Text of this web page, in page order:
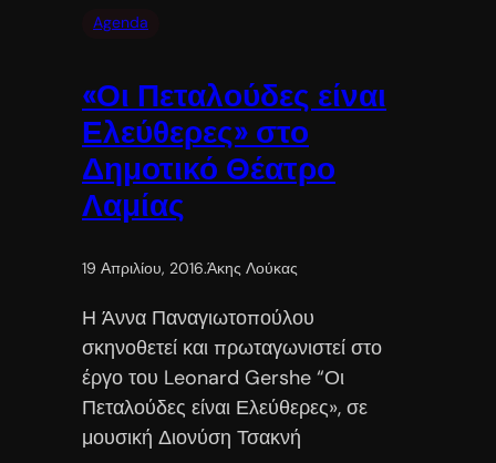
Agenda
«Οι Πεταλούδες είναι
Ελεύθερες» στο
Δημοτικό Θέατρο
Λαμίας
19 Απριλίου, 2016.Άκης Λούκας
Η Άννα Παναγιωτοπούλου
σκηνοθετεί και πρωταγωνιστεί στο
έργο του Leonard Gershe “Οι
Πεταλούδες είναι Ελεύθερες», σε
μουσική Διονύση Τσακνή